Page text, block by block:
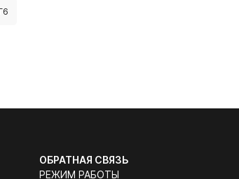
ОБРАТНАЯ СВЯЗЬ
РЕЖИМ РАБОТЫ